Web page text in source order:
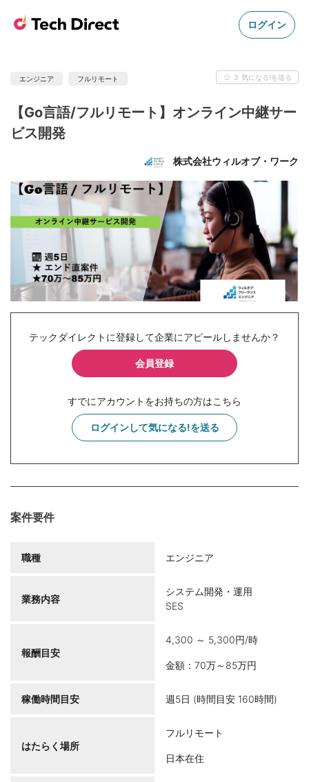
ログイン
エンジニア フルリモート 3 気になる!を送る
【Go言語/フルリモート】オンライン中継サー
ビス開発
株式会社ウィルオブ・ワーク
テックダイレクトに登録して企業にアピールしませんか？
会員登録
すでにアカウントをお持ちの方はこちら
ログインして気になる!を送る
案件要件
職種 エンジニア
業務内容
システム開発・運用
SES
報酬目安
4,300 ～ 5,300円/時
金額：70万～85万円
稼働時間目安 週5日 (時間目安 160時間)
はたらく場所
フルリモート
日本在住